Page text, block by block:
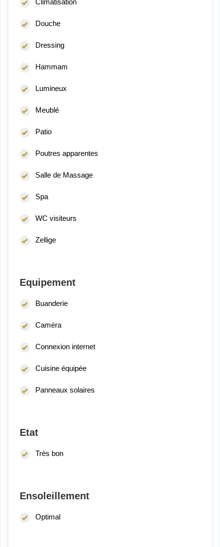
Douche
Dressing
Hammam
Lumineux
Meublé
Patio
Poutres apparentes
Salle de Massage
Spa
WC visiteurs
Zellige
Equipement
Buanderie
Caméra
Connexion internet
Cuisine équipée
Panneaux solaires
Etat
Très bon
Ensoleillement
Optimal